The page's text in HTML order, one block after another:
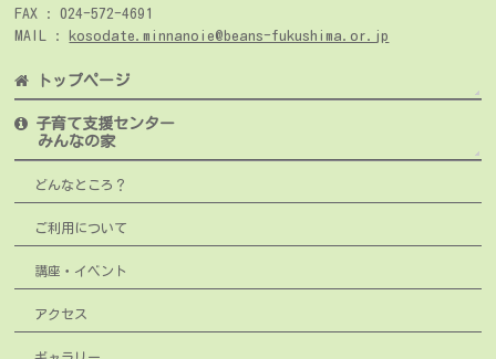
FAX : 024-572-4691
MAIL :kosodate.minnanoie@beans-fukushima.or.jp
トップページ
子育て支援センター
みんなの家
どんなところ？
ご利用について
講座・イベント
アクセス